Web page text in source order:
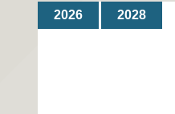
2026 2028